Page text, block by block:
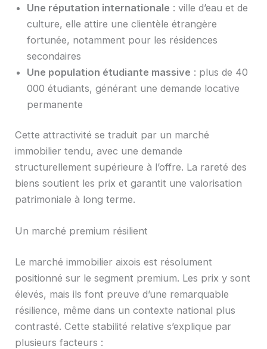
Une réputation internationale : ville d’eau et de
culture, elle attire une clientèle étrangère
fortunée, notamment pour les résidences
secondaires
Une population étudiante massive : plus de 40
000 étudiants, générant une demande locative
permanente
Cette attractivité se traduit par un marché
immobilier tendu, avec une demande
structurellement supérieure à l’offre. La rareté des
biens soutient les prix et garantit une valorisation
patrimoniale à long terme.
Un marché premium résilient
Le marché immobilier aixois est résolument
positionné sur le segment premium. Les prix y sont
élevés, mais ils font preuve d’une remarquable
résilience, même dans un contexte national plus
contrasté. Cette stabilité relative s’explique par
plusieurs facteurs :